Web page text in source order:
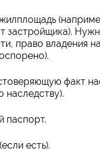
застройщика).
право владения
факт
наследству).
паспорт.
есть).